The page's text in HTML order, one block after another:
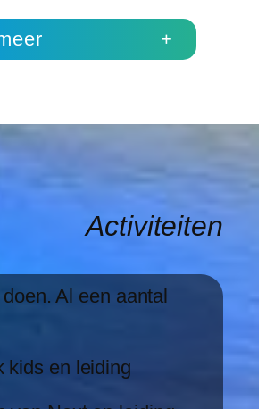
+
Activiteiten
Al een aantal
kids en leiding